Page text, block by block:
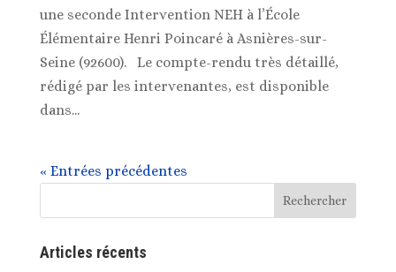
une seconde Intervention NEH à l’École
Élémentaire Henri Poincaré à Asnières-sur-
Seine (92600). Le compte-rendu très détaillé,
rédigé par les intervenantes, est disponible
dans...
« Entrées précédentes
Articles récents